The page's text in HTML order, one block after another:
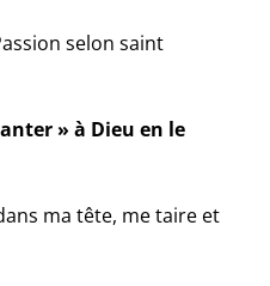
selon saint
» à Dieu en le
ma tête, me taire et